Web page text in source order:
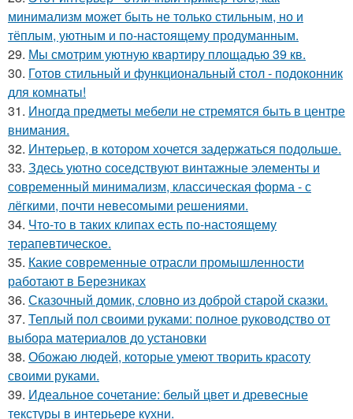
минимализм может быть не только стильным, но и
тёплым, уютным и по-настоящему продуманным.
29. Мы смотрим уютную квартиру площадью 39 кв.
30. Готов стильный и функциональный стол - подоконник
для комнаты!
31. Иногда предметы мебели не стремятся быть в центре
внимания.
32. Интерьер, в котором хочется задержаться подольше.
33. Здесь уютно соседствуют винтажные элементы и
современный минимализм, классическая форма - с
лёгкими, почти невесомыми решениями.
34. Что-то в таких клипах есть по-настоящему
терапевтическое.
35. Какие современные отрасли промышленности
работают в Березниках
36. Сказочный домик, словно из доброй старой сказки.
37. Теплый пол своими руками: полное руководство от
выбора материалов до установки
38. Обожаю людей, которые умеют творить красоту
своими руками.
39. Идеальное сочетание: белый цвет и древесные
текстуры в интерьере кухни.